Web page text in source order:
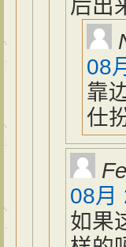
后出
08
靠
仕
08月
如果